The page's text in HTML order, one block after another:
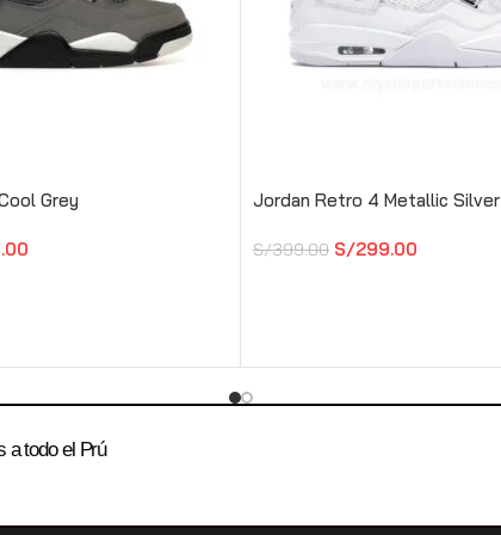
Grey Jordan Retro 4 Metallic Silver
S/399.00 S/299.00
a todo el Prú